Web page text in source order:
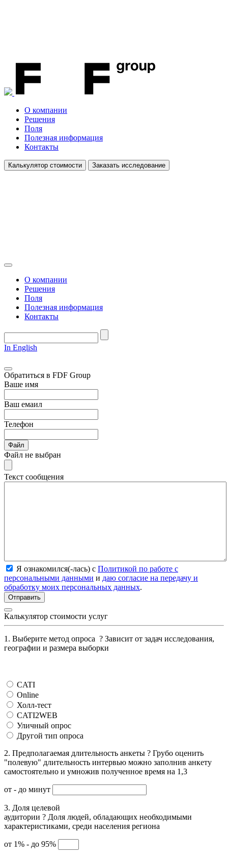
О компании
Решения
Поля
Полезная информация
Контакты
Калькулятор стоимости Заказать исследование
О компании
Решения
Поля
Полезная информация
Контакты
In English
Обратиться в FDF Group
Ваше имя
Ваш емаил
Телефон
Файл
Файл не выбран
Текст сообщения
Я ознакомился(-лась) с Политикой по работе с
персональными данными и даю согласие на передачу и
обработку моих персональных данных.
Калькулятор стоимости услуг
1. Выберите метод опроса ? Зависит от задач исследования,
географии и размера выборки
CATI
Online
Холл-тест
CATI2WEB
Уличный опрос
Другой тип опроса
2. Предполагаемая длительность анкеты ? Грубо оценить
"полевую" длительность интервью можно заполнив анкету
самостоятельно и умножив полученное время на 1,3
от - до минут
3. Доля целевой
аудитории ? Доля людей, обладающих необходимыми
характеристиками, среди населения региона
от 1% - до 95%